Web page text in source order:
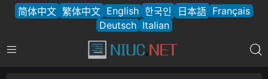
简体中文 繁体中文 English 한국인 日本語 Français
Deutsch Italian